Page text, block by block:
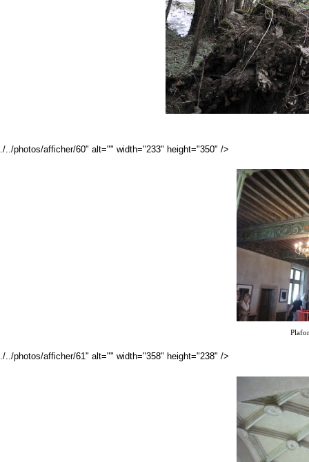
../photos/afficher/60" alt="" width="233" height="350" />
../photos/afficher/61" alt="" width="358" height="238" />